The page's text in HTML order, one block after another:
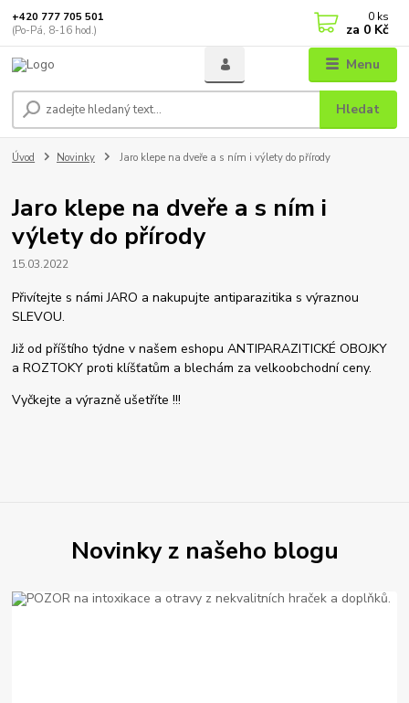
Menu
Hledat
+420 777 705 501
(Po-Pá, 8-16 hod.)
0 ks
za 0 Kč
Úvod Novinky Jaro klepe na dveře a s ním i výlety do přírody
Jaro klepe na dveře a s ním i
výlety do přírody
15.03.2022
Přivítejte s námi JARO a nakupujte antiparazitika s výraznou
SLEVOU.
Již od příštího týdne v našem eshopu ANTIPARAZITICKÉ OBOJKY
a ROZTOKY proti klíšťatům a blechám za velkoobchodní ceny.
Vyčkejte a výrazně ušetříte !!!
Novinky z našeho blogu